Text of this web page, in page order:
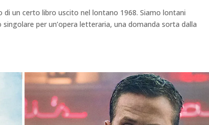
un certo libro uscito nel lontano 1968. Siamo lontani
per un’opera letteraria, una domanda sorta dalla